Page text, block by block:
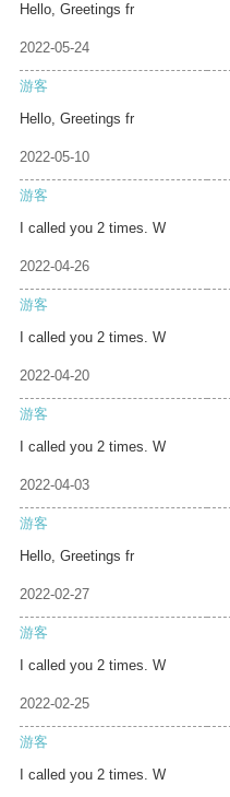
Hello, Greetings fr
2022-05-24
游客
Hello, Greetings fr
2022-05-10
游客
I called you 2 times. W
2022-04-26
游客
I called you 2 times. W
2022-04-20
游客
I called you 2 times. W
2022-04-03
游客
Hello, Greetings fr
2022-02-27
游客
I called you 2 times. W
2022-02-25
游客
I called you 2 times. W